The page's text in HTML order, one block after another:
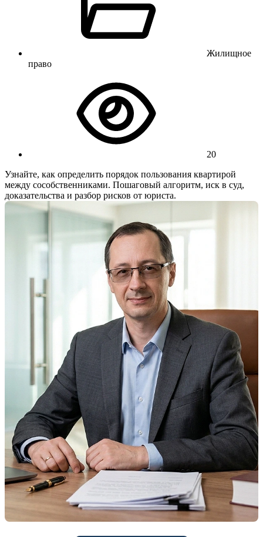
Жилищное
право
20
Узнайте, как определить порядок пользования квартирой
между сособственниками. Пошаговый алгоритм, иск в суд,
доказательства и разбор рисков от юриста.